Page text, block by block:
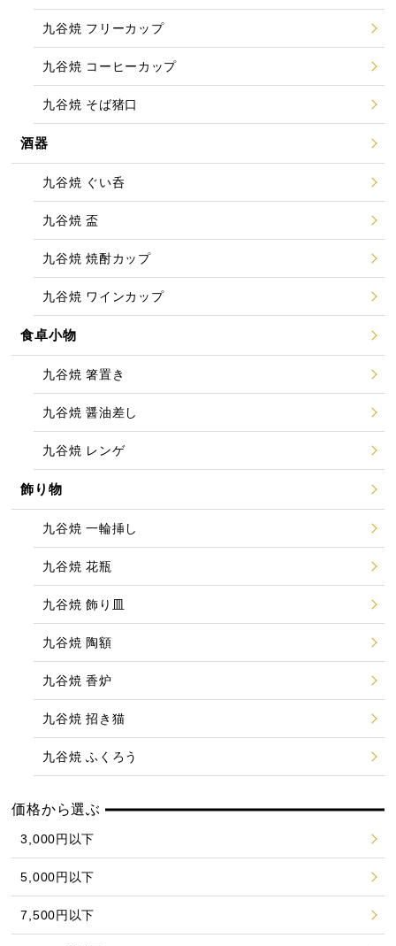
九谷焼 フリーカップ
九谷焼 コーヒーカップ
九谷焼 そば猪口
酒器
九谷焼 ぐい呑
九谷焼 盃
九谷焼 焼酎カップ
九谷焼 ワインカップ
食卓小物
九谷焼 箸置き
九谷焼 醤油差し
九谷焼 レンゲ
飾り物
九谷焼 一輪挿し
九谷焼 花瓶
九谷焼 飾り皿
九谷焼 陶額
九谷焼 香炉
九谷焼 招き猫
九谷焼 ふくろう
価格から選ぶ
3,000円以下
5,000円以下
7,500円以下